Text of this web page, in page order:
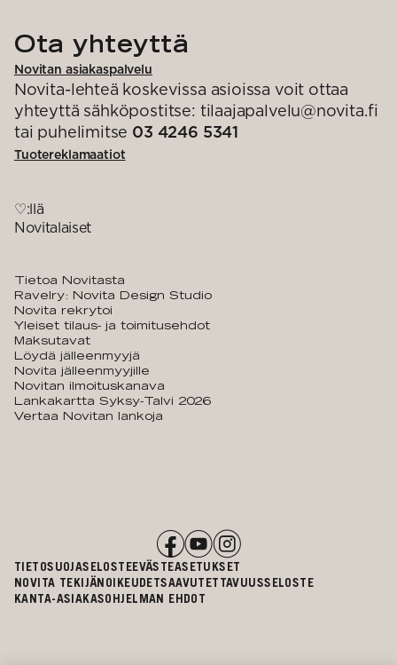
Ota yhteyttä
Novitan asiakaspalvelu
Novita-lehteä koskevissa asioissa voit ottaa
yhteyttä sähköpostitse: tilaajapalvelu@novita.fi
tai puhelimitse 03 4246 5341
Tuotereklamaatiot
♡:llä
Novitalaiset
Tietoa Novitasta
Ravelry: Novita Design Studio
Novita rekrytoi
Yleiset tilaus- ja toimitusehdot
Maksutavat
Löydä jälleenmyyjä
Novita jälleenmyyjille
Novitan ilmoituskanava
Lankakartta Syksy-Talvi 2026
Vertaa Novitan lankoja
TIETOSUOJASELOSTEEVÄSTEASETUKSET
NOVITA TEKIJÄNOIKEUDETSAAVUTETTAVUUSSELOSTE
KANTA-ASIAKASOHJELMAN EHDOT